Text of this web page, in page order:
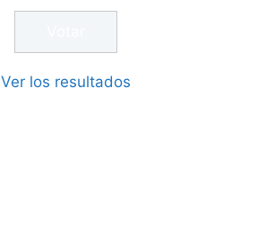
Ver los resultados